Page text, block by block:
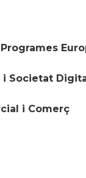
Societat
i Comerç